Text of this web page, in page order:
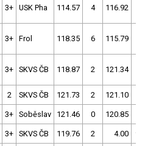
3+ USK Pha 114.57 4 116.92
3+ Frol 118.35 6 115.79
3+ SKVS ČB 118.87 2 121.34
2 SKVS ČB 121.73 2 121.10
3+ Soběslav 121.46 0 120.85
3+ SKVS ČB 119.76 2 4.00